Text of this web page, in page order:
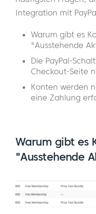
Integration mit
Warum gibt es
"Ausstehende
Die PayPal-
Checkout-Seite
Konten werden
eine Zahlung
Warum gibt es
"Ausstehende